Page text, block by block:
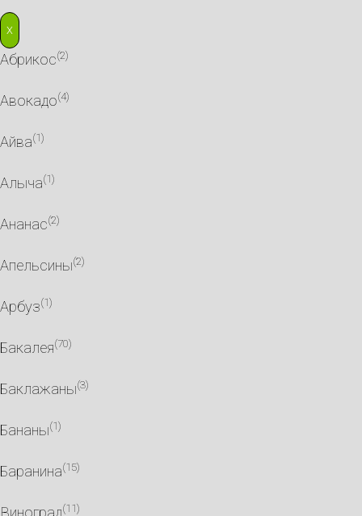
X
Абрикос(2)
Авокадо(4)
Айва(1)
Алыча(1)
Ананас(2)
Апельсины(2)
Арбуз(1)
Бакалея(70)
Баклажаны(3)
Бананы(1)
Баранина(15)
Виноград(11)